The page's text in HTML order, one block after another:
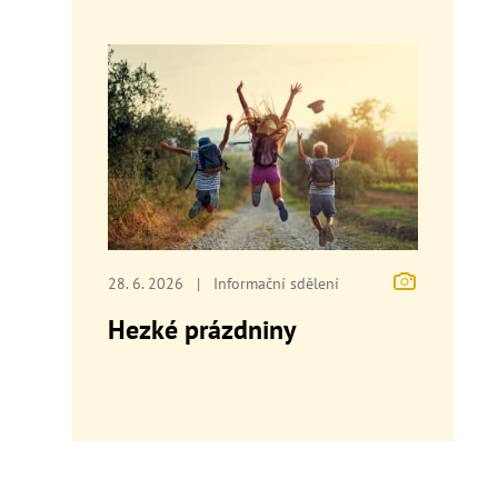
28. 6. 2026 | Informační sdělení
Hezké prázdniny